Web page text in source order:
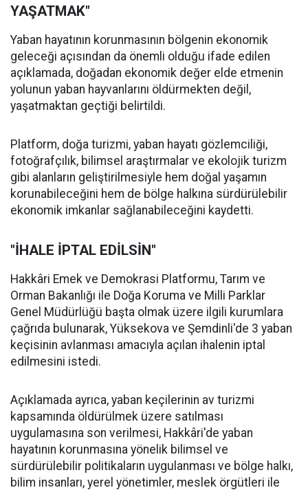
YAŞATMAK"
Yaban hayatının korunmasının bölgenin ekonomik
geleceği açısından da önemli olduğu ifade edilen
açıklamada, doğadan ekonomik değer elde etmenin
yolunun yaban hayvanlarını öldürmekten değil,
yaşatmaktan geçtiği belirtildi.
Platform, doğa turizmi, yaban hayatı gözlemciliği,
fotoğrafçılık, bilimsel araştırmalar ve ekolojik turizm
gibi alanların geliştirilmesiyle hem doğal yaşamın
korunabileceğini hem de bölge halkına sürdürülebilir
ekonomik imkanlar sağlanabileceğini kaydetti.
"İHALE İPTAL EDİLSİN"
Hakkâri Emek ve Demokrasi Platformu, Tarım ve
Orman Bakanlığı ile Doğa Koruma ve Milli Parklar
Genel Müdürlüğü başta olmak üzere ilgili kurumlara
çağrıda bulunarak, Yüksekova ve Şemdinli'de 3 yaban
keçisinin avlanması amacıyla açılan ihalenin iptal
edilmesini istedi.
Açıklamada ayrıca, yaban keçilerinin av turizmi
kapsamında öldürülmek üzere satılması
uygulamasına son verilmesi, Hakkâri'de yaban
hayatının korunmasına yönelik bilimsel ve
sürdürülebilir politikaların uygulanması ve bölge halkı,
bilim insanları, yerel yönetimler, meslek örgütleri ile